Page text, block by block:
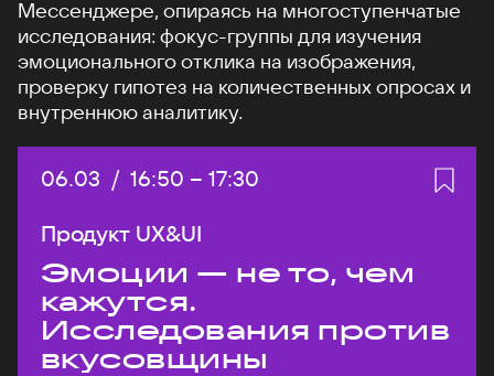
Мессенджере, опираясь на многоступенчатые
исследования: фокус-группы для изучения
эмоционального отклика на изображения,
проверку гипотез на количественных опросах и
внутреннюю аналитику.
Дата:
06.03 / Начало:
16:50 – Конец:
17:30
Продукт UX&UI
Эмоции — не то, чем
кажутся.
Исследования против
вкусовщины